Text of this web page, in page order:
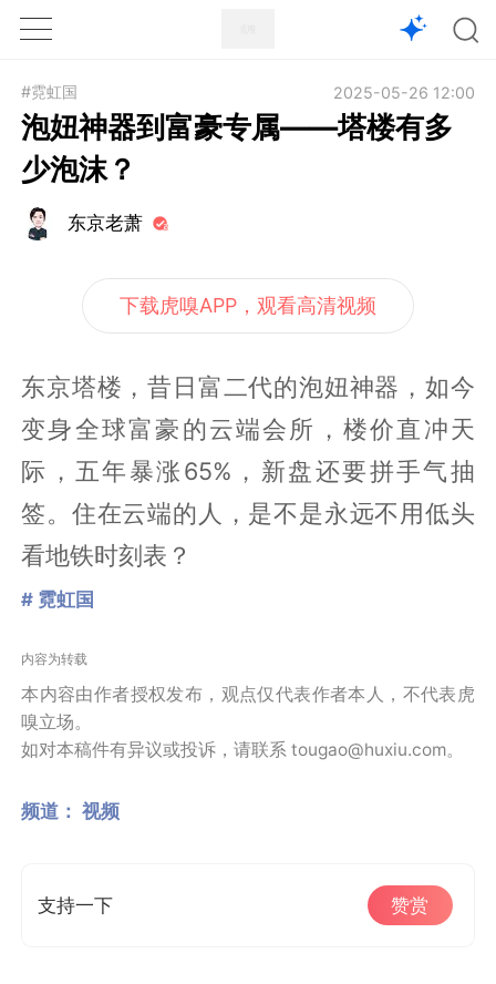
1X
#霓虹国 2025-05-26 12:00
泡妞神器到富豪专属——塔楼有多
少泡沫？
东京老萧
下载虎嗅APP，观看高清视频
东京塔楼，昔日富二代的泡妞神器，如今
变身全球富豪的云端会所，楼价直冲天
际，五年暴涨65%，新盘还要拼手气抽
签。住在云端的人，是不是永远不用低头
看地铁时刻表？
# 霓虹国
内容为转载
本内容由作者授权发布，观点仅代表作者本人，不代表虎
嗅立场。
如对本稿件有异议或投诉，请联系 tougao@huxiu.com。
频道： 视频
支持一下 赞赏